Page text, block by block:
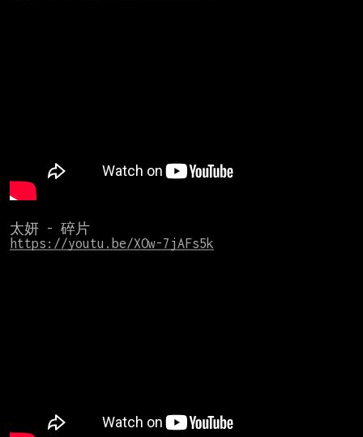
https://youtu.be/XOw-7jAFs5k